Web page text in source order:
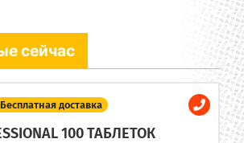
сейчас
доставка
100 ТАБЛЕТОК